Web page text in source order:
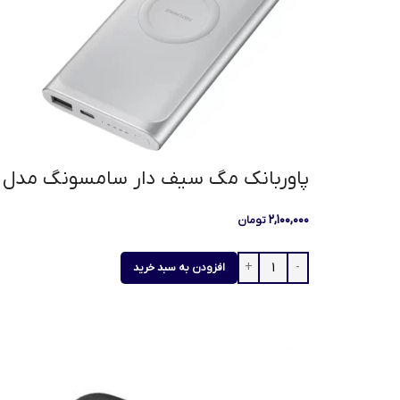
پاوربانک مگ سیف دار سامسونگ مدل EB-U1200 ظرفیت 10000
۲,۱۰۰,۰۰۰تومان
افزودن به سبد خرید